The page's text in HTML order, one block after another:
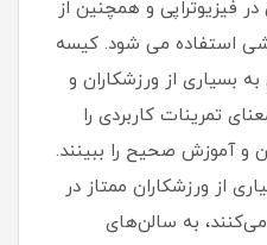
فیزیوتراپی و همچنین از
استفاده می شود. کیسه
بسیاری از ورزشکاران و
تمرینات کاربردی را
و آموزش صحیح را ببینند.
از ورزشکاران ممتاز در
به سالن‌های